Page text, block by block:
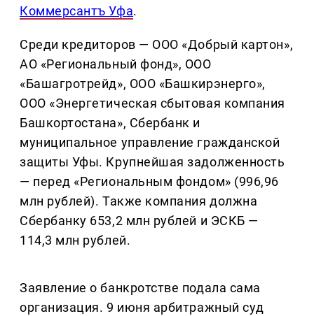
Коммерсантъ Уфа.
Среди кредиторов — ООО «Добрый картон»,
АО «Региональный фонд», ООО
«Башагротрейд», ООО «Башкирэнерго»,
ООО «Энергетическая сбытовая компания
Башкортостана», Сбербанк и
муниципальное управление гражданской
защиты Уфы. Крупнейшая задолженность
— перед «Региональным фондом» (996,96
млн рублей). Также компания должна
Сбербанку 653,2 млн рублей и ЭСКБ —
114,3 млн рублей.
Заявление о банкротстве подала сама
организация. 9 июня арбитражный суд